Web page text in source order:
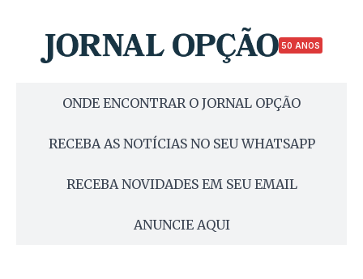
50 ANOS
ONDE ENCONTRAR O JORNAL OPÇÃO
RECEBA AS NOTÍCIAS NO SEU WHATSAPP
RECEBA NOVIDADES EM SEU EMAIL
ANUNCIE AQUI